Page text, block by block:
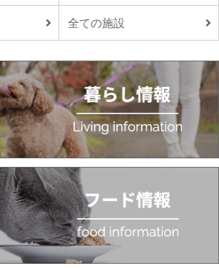
全ての施設